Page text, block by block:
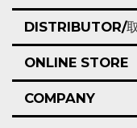
DISTRIBUTOR/
ONLINE STORE
COMPANY